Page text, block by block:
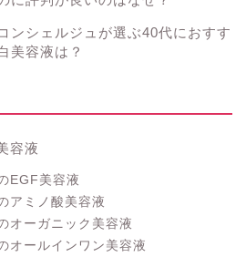
ンシェルジュが選ぶ40代におすす
美容液は？
容液
EGF美容液
アミノ酸美容液
オーガニック美容液
オールインワン美容液